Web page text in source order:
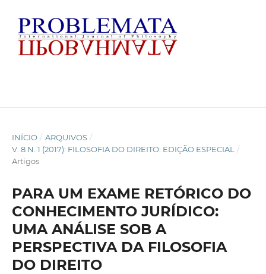
INÍCIO / ARQUIVOS /
V. 8 N. 1 (2017): FILOSOFIA DO DIREITO: EDIÇÃO ESPECIAL
/
Artigos
PARA UM EXAME RETÓRICO DO
CONHECIMENTO JURÍDICO:
UMA ANÁLISE SOB A
PERSPECTIVA DA FILOSOFIA
DO DIREITO